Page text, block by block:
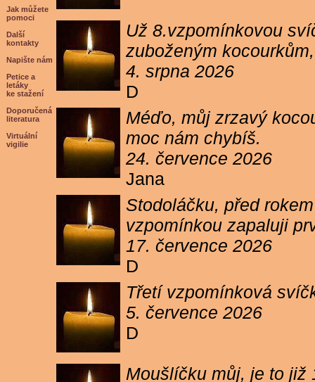
Jak můžete
pomoci
Další
kontakty
Napište nám
Petice a
letáky
ke stažení
Doporučená
literatura
Virtuální
vigilie
Už 8.vzpomínkovou
zuboženým
4. srpna 2026
D
Méďo, můj zrzavý
moc nám chybíš.
24. července 2026
Jana
Stodoláčku, před
vzpomínkou zapaluji
17. července 2026
D
Třetí vzpomínková
5. července 2026
D
Moušlíčku můj, je to již